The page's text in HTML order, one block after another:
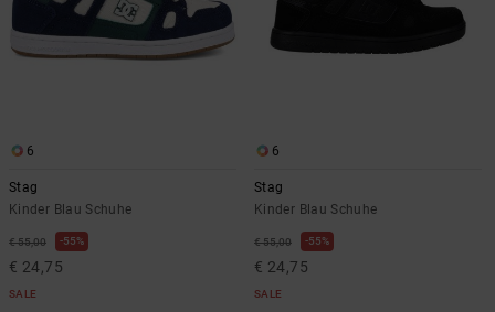
6
Stag
Kinder Blau Schuhe
€ 55,00 55%
€ 24,75
SALE
6
Stag
Kinder Blau Schuhe
€ 55,00 55%
€ 24,75
SALE